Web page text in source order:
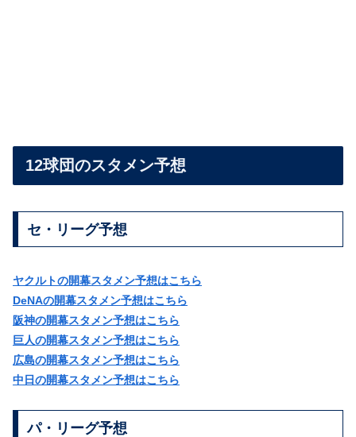
12球団のスタメン予想
セ・リーグ予想
ヤクルトの開幕スタメン予想はこちら
DeNAの開幕スタメン予想はこちら
阪神の開幕スタメン予想はこちら
巨人の開幕スタメン予想はこちら
広島の開幕スタメン予想はこちら
中日の開幕スタメン予想はこちら
パ・リーグ予想